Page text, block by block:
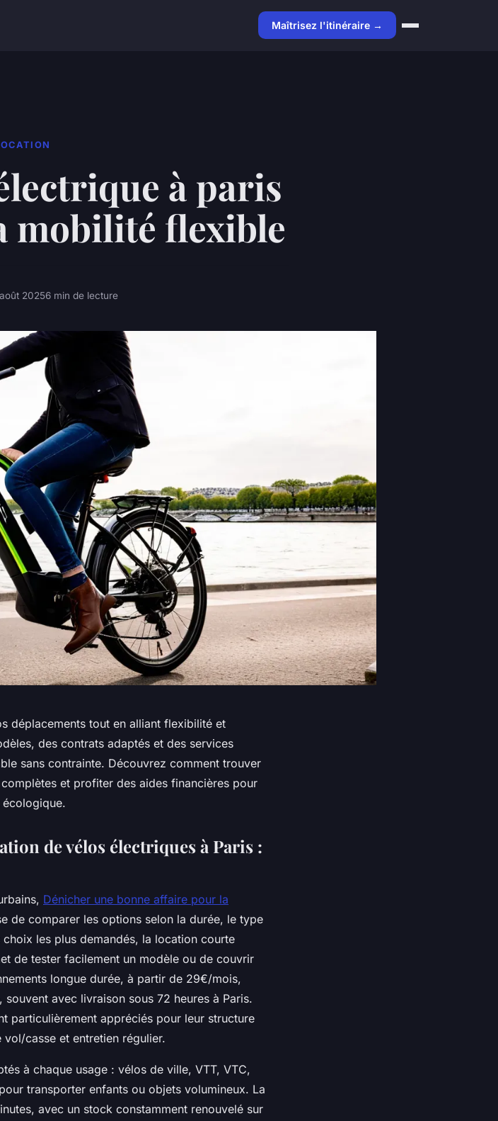
Maîtrisez l'itinéraire →
à paris
mobilité flexible
20256 min de lecture
déplacements tout en alliant flexibilité et
des contrats adaptés et des services
sans contrainte. Découvrez comment trouver
et profiter des aides financières pour
de vélos électriques à Paris :
Dénicher une bonne affaire pour la
de comparer les options selon la durée, le type
les plus demandés, la location courte
de tester facilement un modèle ou de couvrir
longue durée, à partir de 29€/mois,
avec livraison sous 72 heures à Paris.
particulièrement appréciés pour leur structure
casse et entretien régulier.
à chaque usage : vélos de ville, VTT, VTC,
transporter enfants ou objets volumineux. La
avec un stock constamment renouvelé sur